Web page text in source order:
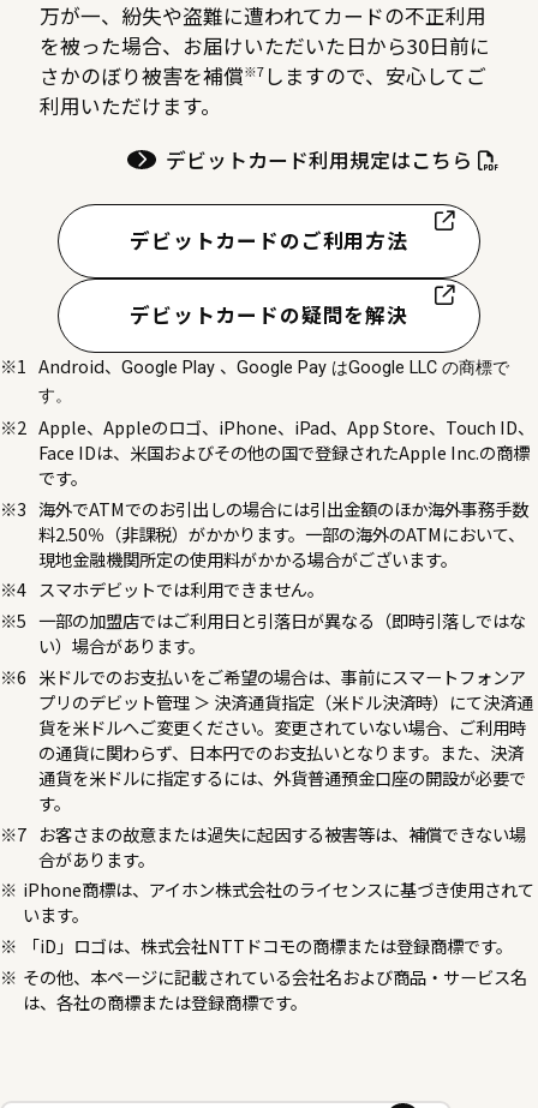
万が一、紛失や盗難に遭われてカードの不正利用
を被った場合、お届けいただいた日から30日前に
さかのぼり被害を補償※7しますので、安心してご
利用いただけます。
デビットカード利用規定はこちら
デビットカードのご利用方法
デビットカードの疑問を解決
Android、 Google Play 、
Google Pay はGoogle LLC の商標で
す。
Apple、Appleのロゴ、iPhone、iPad、App Store、Touch ID、
Face IDは、米国およびその他の国で登録されたApple Inc.の商標
です。
海外でATMでのお引出しの場合には引出金額のほか海外事務手数
料2.50％（非課税）がかかります。一部の海外のATMにおいて、
現地金融機関所定の使用料がかかる場合がございます。
スマホデビットでは利用できません。
一部の加盟店ではご利用日と引落日が異なる（即時引落しではな
い）場合があります。
米ドルでのお支払いをご希望の場合は、事前にスマートフォンア
プリのデビット管理 ＞ 決済通貨指定（米ドル決済時）にて決済通
貨を米ドルへご変更ください。変更されていない場合、ご利用時
の通貨に関わらず、日本円でのお支払いとなります。また、決済
通貨を米ドルに指定するには、外貨普通預金口座の開設が必要で
す。
お客さまの故意または過失に起因する被害等は、補償できない場
合があります。
iPhone商標は、アイホン株式会社のライセンスに基づき使用されて
います。
「iD」ロゴは、株式会社NTTドコモの商標または登録商標です。
その他、本ページに記載されている会社名および商品・サービス名
は、各社の商標または登録商標です。